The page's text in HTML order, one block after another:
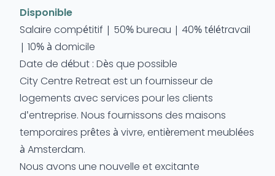
Disponible
Salaire compétitif | 50% bureau | 40% télétravail
| 10% à domicile
Date de début : Dès que possible
City Centre Retreat est un fournisseur de
logements avec services pour les clients
d'entreprise. Nous fournissons des maisons
temporaires prêtes à vivre, entièrement meublées
à Amsterdam.
Nous avons une nouvelle et excitante